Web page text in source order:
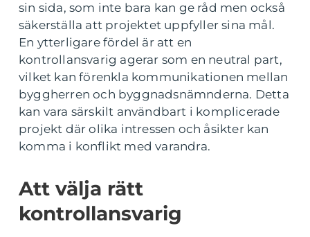
sin sida, som inte bara kan ge råd men också
säkerställa att projektet uppfyller sina mål.
En ytterligare fördel är att en
kontrollansvarig agerar som en neutral part,
vilket kan förenkla kommunikationen mellan
byggherren och byggnadsnämnderna. Detta
kan vara särskilt användbart i komplicerade
projekt där olika intressen och åsikter kan
komma i konflikt med varandra.
Att välja rätt
kontrollansvarig